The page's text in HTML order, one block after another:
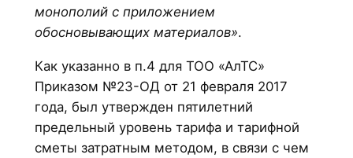
монополий с приложением
обосновывающих материалов».
Как указанно в п.4 для ТОО «АлТС»
Приказом №23-ОД от 21 февраля 2017
года, был утвержден пятилетний
предельный уровень тарифа и тарифной
сметы затратным методом, в связи с чем